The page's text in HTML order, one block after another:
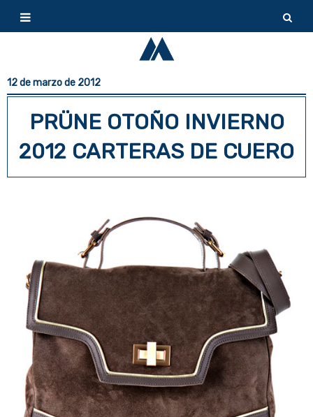
12 de marzo de 2012
PRÜNE OTOÑO INVIERNO
2012 CARTERAS DE CUERO